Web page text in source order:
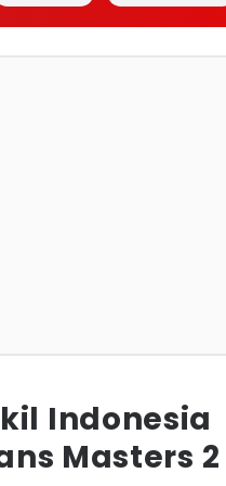
Indonesia
Masters 2